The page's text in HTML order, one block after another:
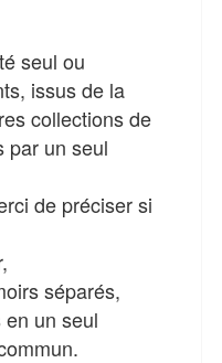
seul ou
issus de la
collections de
par un seul
de préciser si
séparés,
en un seul